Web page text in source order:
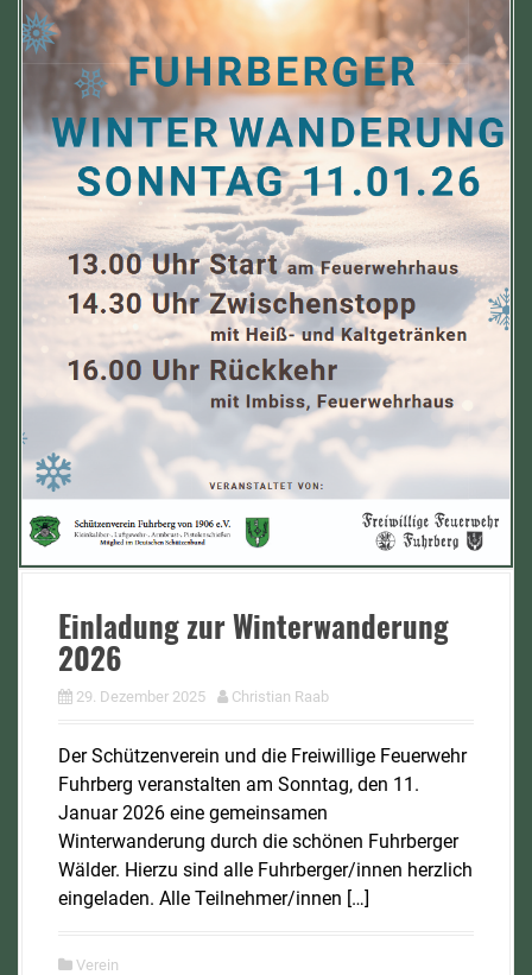
Einladung zur Winterwanderung
2026
29. Dezember 2025 Christian Raab
Der Schützenverein und die Freiwillige Feuerwehr
Fuhrberg veranstalten am Sonntag, den 11.
Januar 2026 eine gemeinsamen
Winterwanderung durch die schönen Fuhrberger
Wälder. Hierzu sind alle Fuhrberger/innen herzlich
eingeladen. Alle Teilnehmer/innen […]
Verein